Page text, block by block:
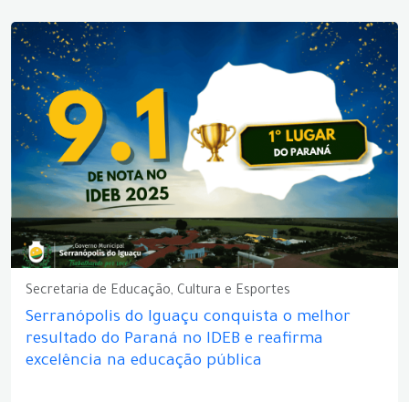
Secretaria de Educação, Cultura e Esportes
Serranópolis do Iguaçu conquista o melhor
resultado do Paraná no IDEB e reafirma
excelência na educação pública